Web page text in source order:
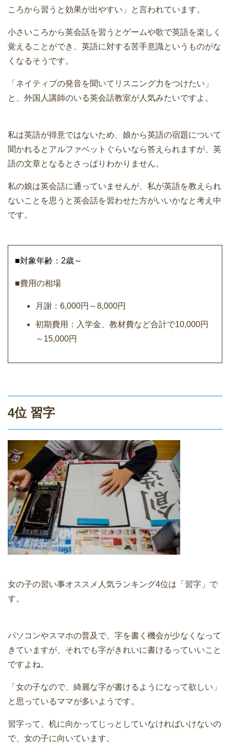
ころから習うと効果が出やすい」と言われています。
小さいころから英会話を習うとゲームや歌で英語を楽しく
覚えることができ、英語に対する苦手意識というものがな
くなるそうです。
「ネイティブの発音を聞いてリスニング力をつけたい」
と、外国人講師のいる英会話教室が人気みたいですよ。
私は英語が得意ではないため、娘から英語の宿題について
聞かれるとアルファベットぐらいなら答えられますが、英
語の文章となるとさっぱりわかりません。
私の娘は英会話に通っていませんが、私が英語を教えられ
ないことを思うと英会話を習わせた方がいいかなと考え中
です。
■対象年齢：2歳～
■費用の相場
月謝：6,000円～8,000円
初期費用：入学金、教材費など合計で10,000円
～15,000円
4位 習字
女の子の習い事オススメ人気ランキング4位は「習字」で
す。
パソコンやスマホの普及で、字を書く機会が少なくなって
きていますが、それでも字がきれいに書けるっていいこと
ですよね。
「女の子なので、綺麗な字が書けるようになって欲しい」
と思っているママが多いようです。
習字って、机に向かってじっとしていなければいけないの
で、女の子に向いています。